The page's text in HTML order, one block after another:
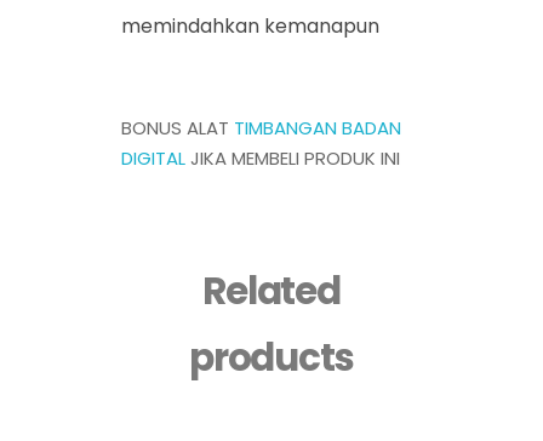
memindahkan kemanapun
BONUS ALAT TIMBANGAN BADAN
DIGITALJIKA MEMBELI PRODUK INI
Related
products